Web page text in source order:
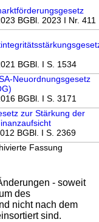
BGBl. 2023 I Nr. 411
BGBl. I S. 1534
Neuordnungsgesetz
BGBl. I S. 3171
zur Stärkung der
BGBl. I S. 2369
Fassung
- soweit
des
nicht nach dem
sind.